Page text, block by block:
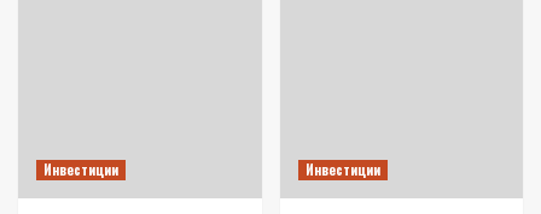
Инвестиции Инвестиции